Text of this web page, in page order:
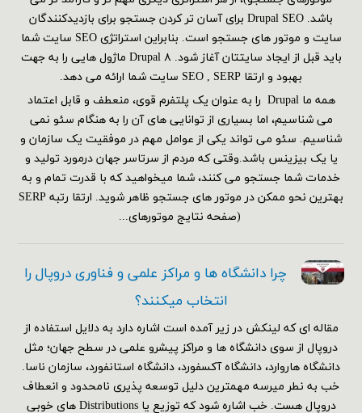
باشد. Drupal SEO برای آسان تر کردن جستجو برای بازدیدکنندگان
سایت و موتور های جستجو است. بنابراین استراتژی SEO سایت شما
باید قبل از ایجاد سایتتان آغاز شود. Drupal ۸ ماژول هایی را به جهت
بهبود و ارتقا SEO , SERP سایت شما ارائه می دهد.
همه ما Drupal را به عنوان یک پلتفرم قوی، منعطف و قابل اعتماد
می شناسیم، اما بسیاری از توانایی های آن را به هنگام سئو نمی
شناسیم. سئو می تواند یکی از عوامل مهم در موفقیت یک سازمان و
یا یک بیزینس باشد.وقتی که مردم از سرتاسر جهان درمورد تولید و
خدمات شما جستجو می کنند، شما میخواهید که با قدرت تمام و به
بهترین نحو ممکن در موتور های جستجو ظاهر شوید. ارتقا رتبه SERP
(صفحه نتایج موتورهای...
چرا دانشگاه ها و مراکز علمی و فناوری دروپال را
انتخاب میکنند؟
مقاله ای که لینکش در زیر آمده است اشاره دارد به دلایل استفاده از
دروپال از سوی دانشگاه ها و مراکز پیشرو علمی در سطح جهان؛ مثل
دانشگاه هاروارد، دانشگاه آکسفورد، دانشگاه استانفورد، سازمان ناسا.
خب به نطر میرسه مهمترین دلیل توسعه پذیری نامحدود و انعطاف
دروپال هست. خب اشاره شود که توزیع یا Distributions های خوبی